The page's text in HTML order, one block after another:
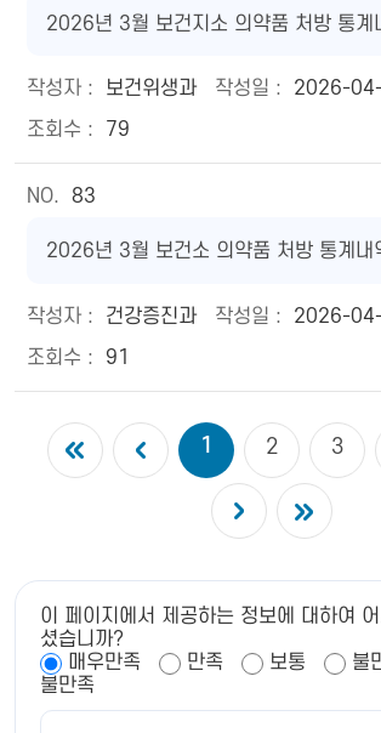
2026년 3월 보건지소 의약품 처방 통계
보건위생과
2026-
79
83
2026년 3월 보건소 의약품 처방 통계내
건강증진과
2026-
91
1 2 3
이 페이지에서 제공하는 정보에 대하여
셨습니까?
매우만족
만족 보통 불
불만족